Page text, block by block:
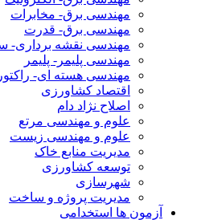
مهندسی برق- مخابرات
مهندسی برق- قدرت
مهندسی نقشه برداری-
مهندسی پلیمر- پلیمر
مهندسی هسته ای- راکتور
اقتصاد کشاورزی
اصلاح نژاد دام
علوم و مهندسی مرتع
علوم و مهندسی زیست
مدیریت منابع خاک
توسعه کشاورزی
شهرسازی
مدیریت پروژه و ساخت
آزمون ها استخدامی